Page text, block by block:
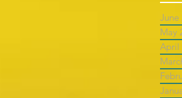
June
May
April